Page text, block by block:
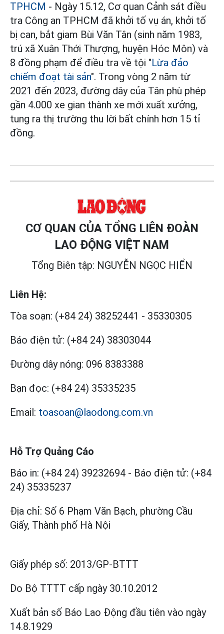
TPHCM - Ngày 15.12, Cơ quan Cảnh sát điều
tra Công an TPHCM đã khởi tố vụ án, khởi tố
bị can, bắt giam Bùi Văn Tân (sinh năm 1983,
trú xã Xuân Thới Thượng, huyện Hóc Môn) và
8 đồng phạm để điều tra về tội "Lừa đảo
chiếm đoạt tài sản". Trong vòng 2 năm từ
2021 đến 2023, đường dây của Tân phù phép
gần 4.000 xe gian thành xe mới xuất xưởng,
tung ra thị trường thu lời bất chính hơn 15 tỉ
đồng.
CƠ QUAN CỦA TỔNG LIÊN ĐOÀN
LAO ĐỘNG VIỆT NAM
Tổng Biên tập: NGUYỄN NGỌC HIỂN
Liên Hệ:
Tòa soạn: (+84 24) 38252441 - 35330305
Báo điện tử: (+84 24) 38303044
Đường dây nóng: 096 8383388
Bạn đọc: (+84 24) 35335235
Email: toasoan@laodong.com.vn
Hỗ Trợ Quảng Cáo
Báo in: (+84 24) 39232694 - Báo điện tử: (+84
24) 35335237
Địa chỉ: Số 6 Phạm Văn Bạch, phường Cầu
Giấy, Thành phố Hà Nội
Giấy phép số: 2013/GP-BTTT
Do Bộ TTTT cấp ngày 30.10.2012
Xuất bản số Báo Lao Động đầu tiên vào ngày
14.8.1929